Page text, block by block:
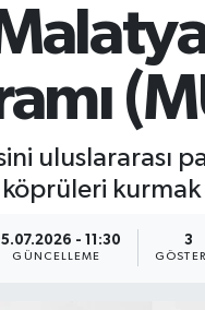
uluslararası
köprüleri
- 11:30
GÜNCELLEME
3